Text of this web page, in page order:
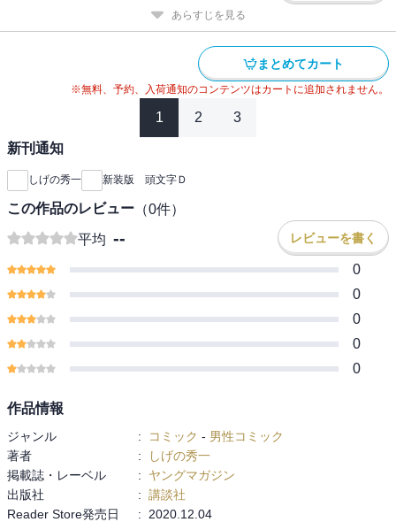
あらすじを見る
まとめてカート
※無料、予約、入荷通知のコンテンツはカートに追加されません。
1 2 3
新刊通知
しげの秀一 新装版 頭文字Ｄ
この作品のレビュー （0件）
平均 -- レビューを書く
0
0
0
0
0
作品情報
ジャンル : コミック - 男性コミック
著者
:
しげの秀一
掲載誌・レーベル
:
ヤングマガジン
出版社
: 講談社
Reader Store発売日
:
2020.12.04